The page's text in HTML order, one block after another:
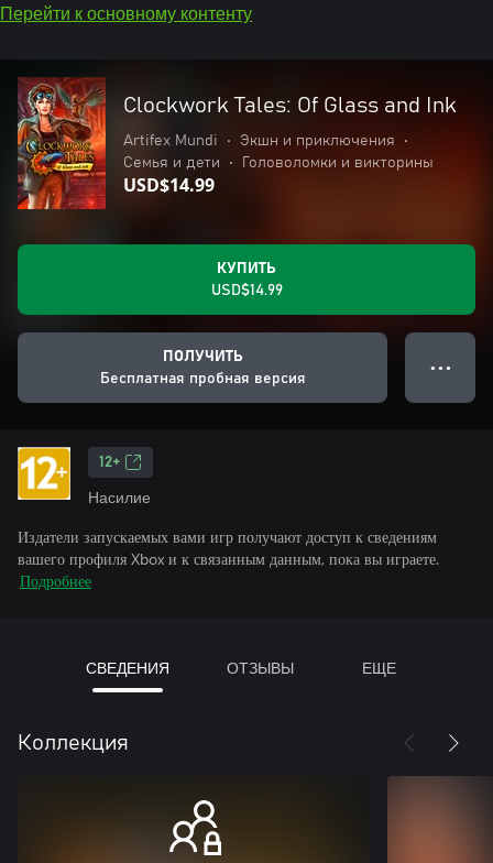
Перейти к основному контенту
Clockwork Tales: Of Glass and Ink
Artifex Mundi • Экшн и приключения
•
Семья и дети
• Головоломки и викторины
USD$14.99
КУПИТЬ
USD$14.99
ПОЛУЧИТЬ
Бесплатная пробная версия
● ● ●
12+
Насилие
Издатели запускаемых вами игр получают доступ к сведениям
вашего профиля Xbox и к связанным данным, пока вы играете.
Подробнее
СВЕДЕНИЯ ОТЗЫВЫ ЕЩЕ
Коллекция